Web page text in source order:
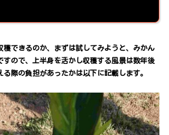
穫できるのか、まずは試してみようと、みかん
すので、上半身を活かし収穫する風景は数年後
際の負担があったかは以下に記載します。